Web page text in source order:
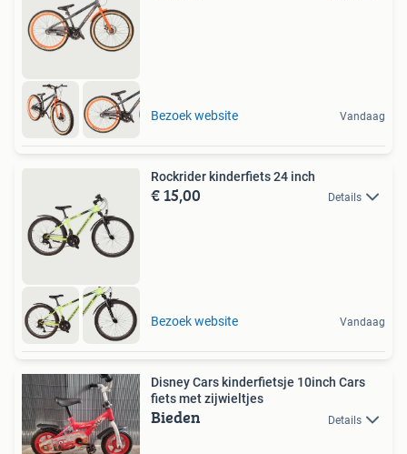
Bezoek website Vandaag
Rockrider kinderfiets 24 inch
€ 15,00 Details
Bezoek website Vandaag
Disney Cars kinderfietsje 10inch Cars
fiets met zijwieltjes
Bieden Details